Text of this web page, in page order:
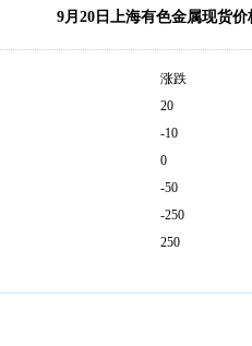
9月20日上海有色金属现货价
涨跌
20
-10
0
-50
-250
250